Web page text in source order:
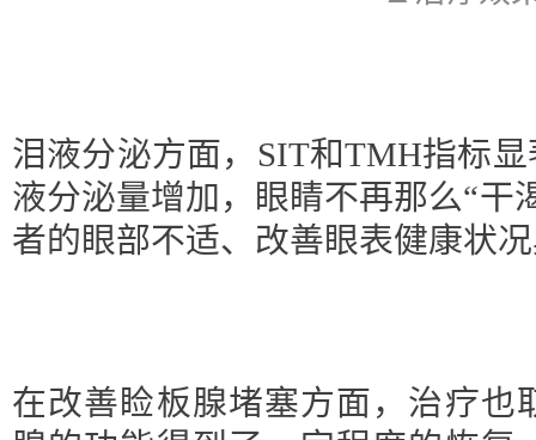
泪液分泌方面，SIT和TMH指标
液分泌量增加，眼睛不再那么“干
者的眼部不适、改善眼表健康状
在改善睑板腺堵塞方面，治疗也